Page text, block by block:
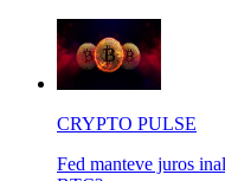
CRYPTO PULSE
Fed manteve juros